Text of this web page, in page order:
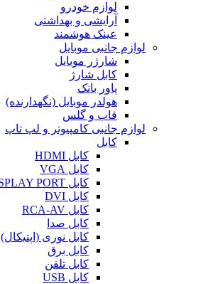
لوازم خودرو
آرایشی و بهداشتی
عینک هوشمند
لوازم جانبی موبایل
شارژر موبایل
کابل شارژ
پاور بانک
هولدر موبایل (نگهدارنده)
قاب و گلس
لوازم جانبی کامپیوتر و لپ تاپ
کابل
کابل HDMI
کابل VGA
کابل DISPLAY PORT
کابل DVI
کابل RCA-AV
کابل صدا
کابل نوری (اپتیکال)
کابل برق
کابل تلفن
کابل USB